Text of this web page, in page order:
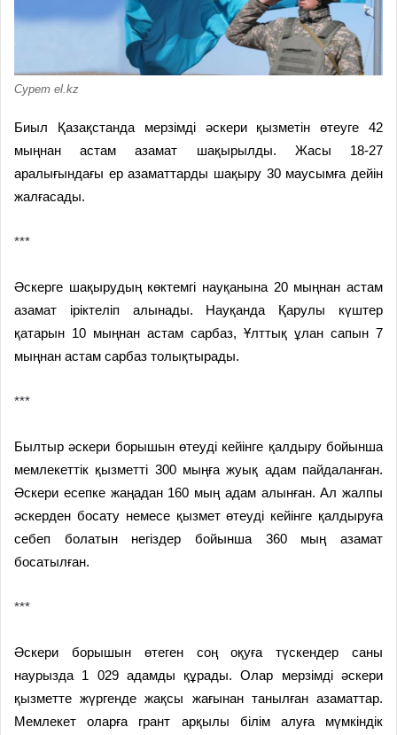
Сурет el.kz
Биыл Қазақстанда мерзімді әскери қызметін өтеуге 42
мыңнан астам азамат шақырылды. Жасы 18-27
аралығындағы ер азаматтарды шақыру 30 маусымға дейін
жалғасады.
***
Әскерге шақырудың көктемгі науқанына 20 мыңнан астам
азамат іріктеліп алынады. Науқанда Қарулы күштер
қатарын 10 мыңнан астам сарбаз, Ұлттық ұлан сапын 7
мыңнан астам сарбаз толықтырады.
***
Былтыр әскери борышын өтеуді кейінге қалдыру бойынша
мемлекеттік қызметті 300 мыңға жуық адам пайдаланған.
Әскери есепке жаңадан 160 мың адам алынған. Ал жалпы
әскерден босату немесе қызмет өтеуді кейінге қалдыруға
себеп болатын негіздер бойынша 360 мың азамат
босатылған.
***
Әскери борышын өтеген соң оқуға түскендер саны
наурызда 1 029 адамды құрады. Олар мерзімді әскери
қызметте жүргенде жақсы жағынан танылған азаматтар.
Мемлекет оларға грант арқылы білім алуға мүмкіндік